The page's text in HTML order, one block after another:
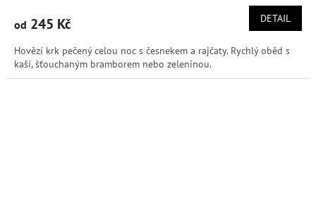
od 245 Kč DETAIL
Hovězí krk pečený celou noc s česnekem a rajčaty. Rychlý oběd s
kaší, šťouchaným bramborem nebo zeleninou.